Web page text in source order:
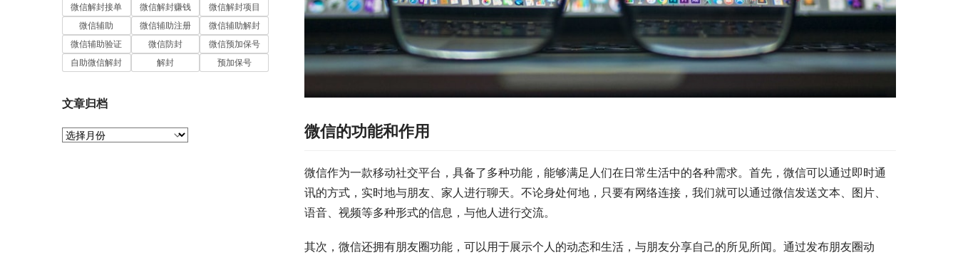
微信的功能和作用
微信作为一款移动社交平台，具备了多种功能，能够满足人们在日常生活中的各种需求。首先，微信可以通过即时通
讯的方式，实时地与朋友、家人进行聊天。不论身处何地，只要有网络连接，我们就可以通过微信发送文本、图片、
语音、视频等多种形式的信息，与他人进行交流。
其次，微信还拥有朋友圈功能，可以用于展示个人的动态和生活，与朋友分享自己的所见所闻。通过发布朋友圈动
微信解封接单
微信解封赚钱
微信解封项目
微信辅助
微信辅助注册
微信辅助解封
微信辅助验证
微信防封
微信预加保号
自助微信解封
解封 预加保号
文章归档
文